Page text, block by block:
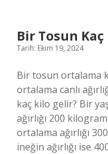
Bir Tosun
Tarih: Ekim 19, 2024
Bir tosun ortalama
ortalama canlı
kaç kilo gelir? Bir
ağırlığı 200
ortalama ağırlığı
ineğin ağırlığı ise